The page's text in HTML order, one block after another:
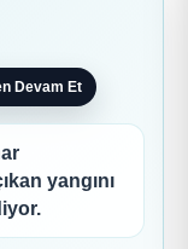
Devam Et
yangını